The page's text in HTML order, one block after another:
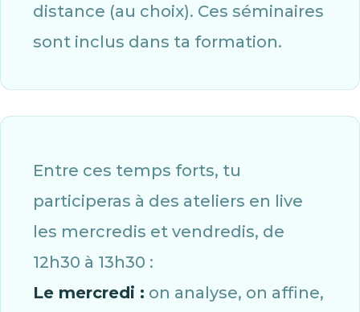
distance (au choix). Ces séminaires
sont inclus dans ta formation.
Entre ces temps forts, tu
participeras à des ateliers en live
les mercredis et vendredis, de
12h30 à 13h30 :
Le mercredi : on analyse, on affine,